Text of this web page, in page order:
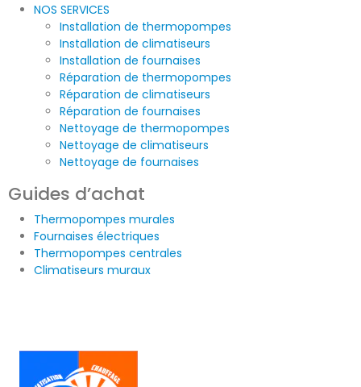
NOS SERVICES
Installation de thermopompes
Installation de climatiseurs
Installation de fournaises
Réparation de thermopompes
Réparation de climatiseurs
Réparation de fournaises
Nettoyage de thermopompes
Nettoyage de climatiseurs
Nettoyage de fournaises
Guides d’achat
Thermopompes murales
Fournaises électriques
Thermopompes centrales
Climatiseurs muraux